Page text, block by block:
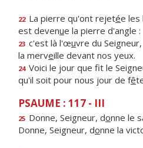
22 La pierre qu'ont rejetée les
est devenue la pierre d'angle :
23 c'est là l'œuvre du Seigneur,
la merveille devant nos yeux.
24 Voici le jour que ft le
qu'il soit pour nous jour de fê
PSAUME : 117 - III
25 Donne, Seigneur, donne le
Donne, Seigneur, donne la